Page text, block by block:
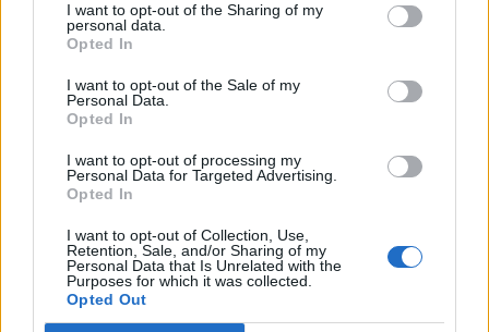
I want to opt-out of the Sharing of my
personal data.
Opted In
I want to opt-out of the Sale of my
Personal Data.
Opted In
I want to opt-out of processing my
Personal Data for Targeted Advertising.
Opted In
I want to opt-out of Collection, Use,
Retention, Sale, and/or Sharing of my
Personal Data that Is Unrelated with the
Purposes for which it was collected.
Opted Out
26 Νοεμβρίου 2019
Κισάμου και Σελίνου… Στάση Πέμπτη … Πεζοπορία
στο Σηρικαριανό φαραγγι , ένα από τα ομορφότερα
της επαρχίας...